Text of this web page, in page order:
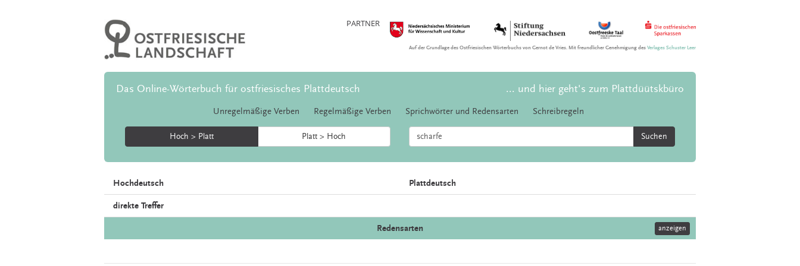
PARTNER
Auf der Grundlage des Ostfriesischen Wörterbuchs von Gernot de Vries. Mit freundlicher Genehmigung desVerlages Schuster Leer
Das Online-Wörterbuch für ostfriesisches Plattdeutsch ... und hier geht's zum Plattdüütskbüro
Unregelmäßige Verben Regelmäßige Verben Sprichwörter und Redensarten Schreibregeln
Hoch > Platt Platt > Hoch Suchen
Hochdeutsch Plattdeutsch
direkte Treffer
Redensarten anzeigen